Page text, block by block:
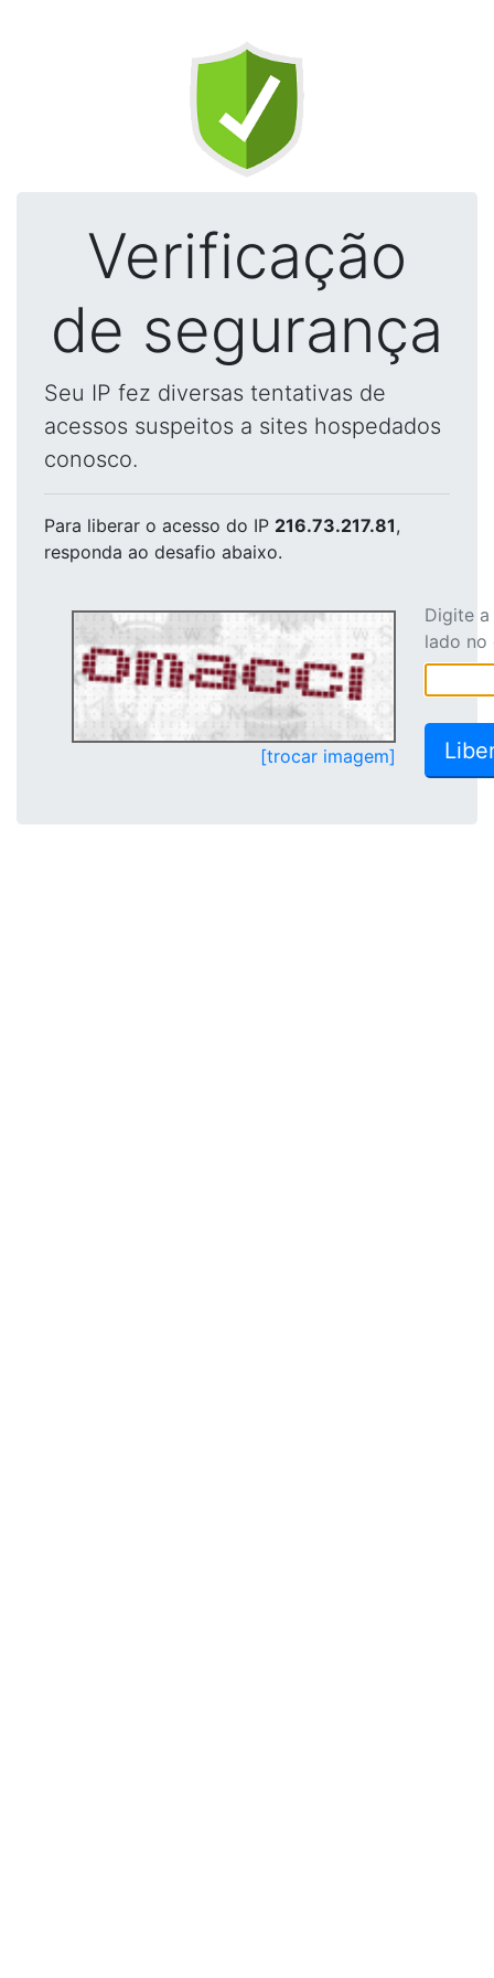
Verificação
de segurança
Seu IP fez diversas tentativas de
acessos suspeitos a sites hospedados
conosco.
Para liberar o acesso do IP 216.73.217.81,
responda ao desafio abaixo.
[trocar imagem]
Digite
lado no